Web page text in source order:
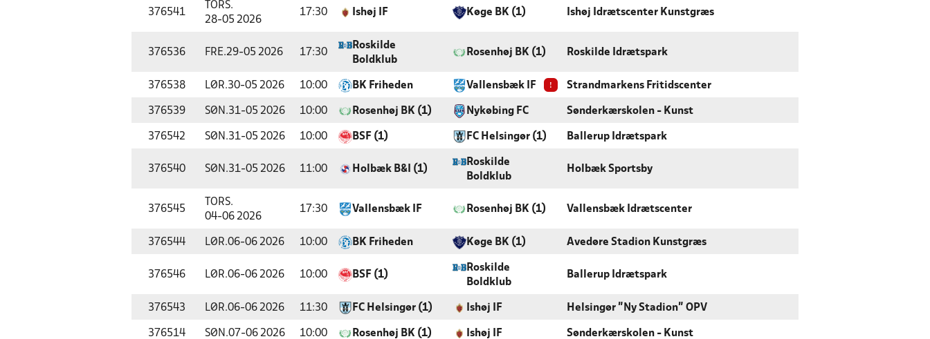
376541
TORS.
28-05 2026
17:30 Ishøj IF Køge BK (1) Ishøj Idrætscenter Kunstgræs
376536 FRE.29-05 2026 17:30
Roskilde
Boldklub
Rosenhøj BK (1) Roskilde Idrætspark
376538 LØR.30-05 2026 10:00 BK Friheden Vallensbæk IF ! Strandmarkens Fritidscenter
376539 SØN.31-05 2026 10:00 Rosenhøj BK (1) Nykøbing FC Sønderkærskolen - Kunst
376542 SØN.31-05 2026 10:00 BSF (1) FC Helsingør (1) Ballerup Idrætspark
376540 SØN.31-05 2026 11:00 Holbæk B&I (1)
Roskilde
Boldklub
Holbæk Sportsby
376545
TORS.
04-06 2026
17:30 Vallensbæk IF Rosenhøj BK (1) Vallensbæk Idrætscenter
376544 LØR.06-06 2026 10:00 BK Friheden Køge BK (1) Avedøre Stadion Kunstgræs
376546 LØR.06-06 2026 10:00 BSF (1)
Roskilde
Boldklub
Ballerup Idrætspark
376543 LØR.06-06 2026 11:30 FC Helsingør (1) Ishøj IF Helsingør "Ny Stadion" OPV
376514 SØN.07-06 2026 10:00 Rosenhøj BK (1) Ishøj IF Sønderkærskolen - Kunst